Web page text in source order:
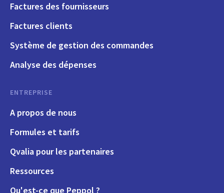
Factures des fournisseurs
Factures clients
Système de gestion des commandes
Analyse des dépenses
ENTREPRISE
A propos de nous
Formules et tarifs
Qvalia pour les partenaires
Ressources
Qu'est-ce que Peppol ?